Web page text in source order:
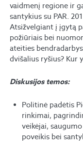
vaidmenį regione ir
santykius su PAR.
Atsižvelgiant į įgytą
požiūriais bei
ateities
dvišalius ryšius? Kur
Diskusijos temos:
Politinė padėtis
rinkimai,
veikėjai,
poveikis bei